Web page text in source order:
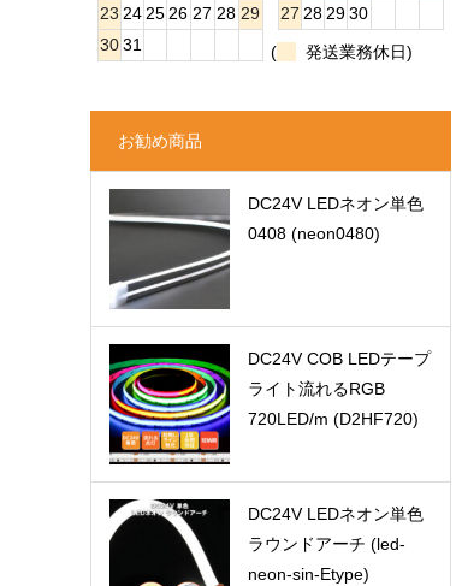
23 24 25 26 27 28 29
30 31
27 28 29 30
(
発送業務休日)
お勧め商品
DC24V LEDネオン単色
0408 (neon0480)
DC24V COB LEDテープ
ライト流れるRGB
720LED/m (D2HF720)
DC24V LEDネオン単色
ラウンドアーチ (led-
neon-sin-Etype)